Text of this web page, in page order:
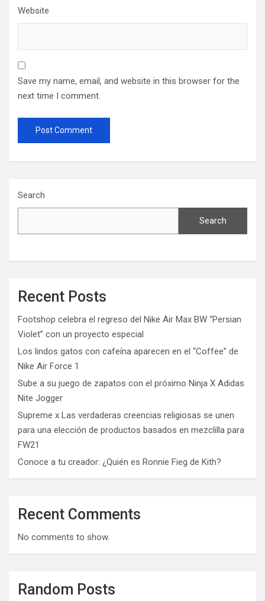
Website
Save my name, email, and website in this browser for the
next time I comment.
Search
Search
Recent Posts
Footshop celebra el regreso del Nike Air Max BW “Persian
Violet” con un proyecto especial
Los lindos gatos con cafeína aparecen en el “Coffee” de
Nike Air Force 1
Sube a su juego de zapatos con el próximo Ninja X Adidas
Nite Jogger
Supreme x Las verdaderas creencias religiosas se unen
para una elección de productos basados ​​en mezclilla para
FW21
Conoce a tu creador: ¿Quién es Ronnie Fieg de Kith?
Recent Comments
No comments to show.
Random Posts